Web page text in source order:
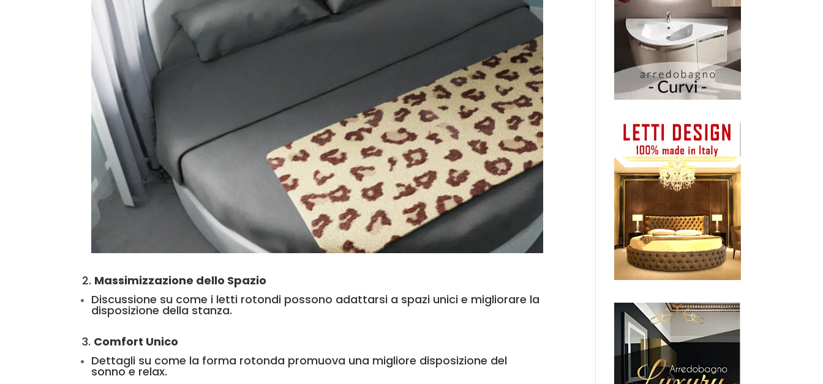
2. Massimizzazione dello Spazio
Discussione su come i letti rotondi possono adattarsi a spazi unici e migliorare la
disposizione della stanza.
3. Comfort Unico
Dettagli su come la forma rotonda promuova una migliore disposizione del
sonno e relax.